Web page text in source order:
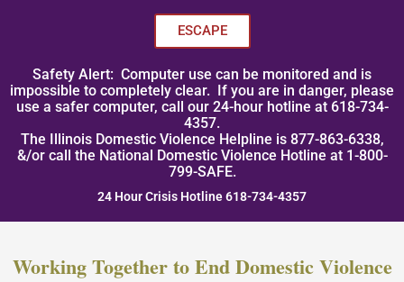
ESCAPE
Safety Alert: Computer use can be monitored and is
impossible to completely clear. If you are in danger, please
use a safer computer, call our 24-hour hotline at 618-734-
4357.
The Illinois Domestic Violence Helpline is 877-863-6338,
&/or call the National Domestic Violence Hotline at 1-800-
799-SAFE.
24 Hour Crisis Hotline 618-734-4357
Working Together to End Domestic Violence